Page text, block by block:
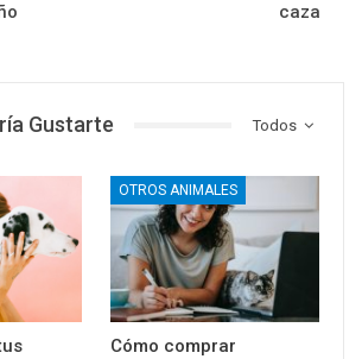
caza
Todos
Gustarte
OTROS ANIMALES
Cómo comprar